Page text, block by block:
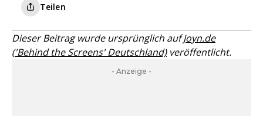
Teilen
Dieser Beitrag wurde ursprünglich aufJoyn.de
('Behind the Screens' Deutschland)veröffentlicht.
- Anzeige -